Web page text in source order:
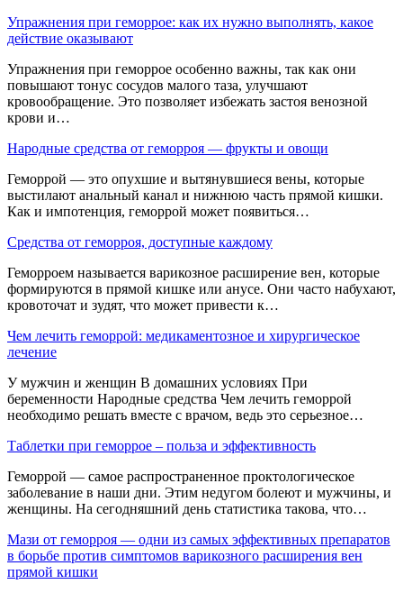
Упражнения при геморрое: как их нужно выполнять, какое
действие оказывают
Упражнения при геморрое особенно важны, так как они
повышают тонус сосудов малого таза, улучшают
кровообращение. Это позволяет избежать застоя венозной
крови и…
Народные средства от геморроя — фрукты и овощи
Геморрой — это опухшие и вытянувшиеся вены, которые
выстилают анальный канал и нижнюю часть прямой кишки.
Как и импотенция, геморрой может появиться…
Средства от геморроя, доступные каждому
Геморроем называется варикозное расширение вен, которые
формируются в прямой кишке или анусе. Они часто набухают,
кровоточат и зудят, что может привести к…
Чем лечить геморрой: медикаментозное и хирургическое
лечение
У мужчин и женщин В домашних условиях При
беременности Народные средства Чем лечить геморрой
необходимо решать вместе с врачом, ведь это серьезное…
Таблетки при геморрое – польза и эффективность
Геморрой — самое распространенное проктологическое
заболевание в наши дни. Этим недугом болеют и мужчины, и
женщины. На сегодняшний день статистика такова, что…
Мази от геморроя — одни из самых эффективных препаратов
в борьбе против симптомов варикозного расширения вен
прямой кишки